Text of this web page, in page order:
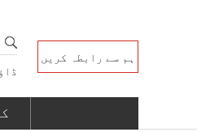
ہم سے رابطہ کریں